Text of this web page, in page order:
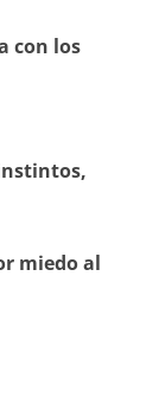
con los
miedo al